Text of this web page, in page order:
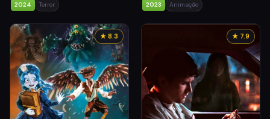
2024 Terror 2023 Animação
★ 8.3 ★ 7.9